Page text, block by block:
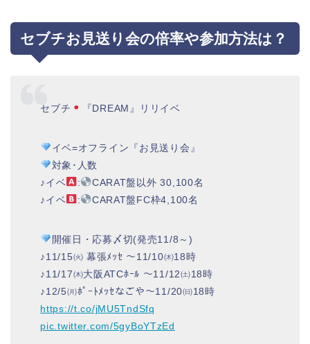
セブチお見送り会の倍率や参加方法は？
セブチ 『DREAM』リリイベ
イベ=オフライン『お見送り会』
対象･人数
♪イベ
:
CARAT盤以外 30,100名
♪イベ
: CARAT盤FC枠4,100名
開催日・応募〆切(発売11/8～)
♪11/15㈫ 幕張ﾒｯｾ ～11/10㈭18時
♪11/17㈭大阪ATCﾎｰﾙ ～11/12㈯18時
♪12/5㈪ﾎﾟｰﾄﾒｯｾなごや～11/20㈰18時
https://t.co/jMU5TndSfq
pic.twitter.com/5gyBoYTzEd